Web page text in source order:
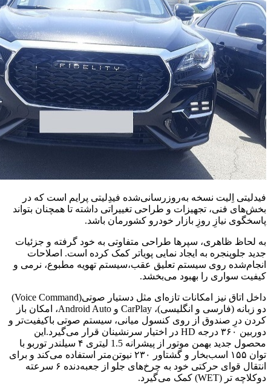
فیدلیتی اِلیت نسخه به‌روزرسانی‌شده‌ فیدِلیتی پرایم است که در
بخش‌های فنی، تجهیزات و طراحی تغییراتی داشته تا همچنان بتواند
پاسخگوی نیازِ روزِ بازار خودرو کشورمان باشد.
به لحاظ ظاهری، سپرها طراحی متفاوتی به خود گرفته‌ و جزئیات
جدید جلوپنجره به ایجاد نمایی پویاتر کمک کرده است. اصلاحات
انجام‌شده روی سیستم تعلیق عقب،سیستم تهویه مطبوع، نرمی و
کیفیت سواری را بهبود می‌بخشد.
داخل اتاق نیز امکانات تازه‌ای مثل دستیار صوتی(Voice Command)
دو زبانه (فارسی و انگلیسی)، CarPlay و Android Auto، امکان باز
کردن درِ صندوق از روی کنسول میانی، سیستم صوتی باکیفیت‌تر و
دوربین ۳۶۰ درجه HD در اختیار سرنشینان قرار می‌گیرد.این
محصول جدید بهمن موتور از پیشرانه 1.5 لیتری ۴ سیلندر توربو با
توان ۱۵۵ اسب‌بخار و گشتاور ۲۳۰ نیوتن‌متر استفاده می‌کند و برای
انتقال قوای حرکتی خود به چرخ‌های جلو از جعبه‌دنده ۶ سرعته
دوکلاچه تر (WET) کمک می‌گیرد.